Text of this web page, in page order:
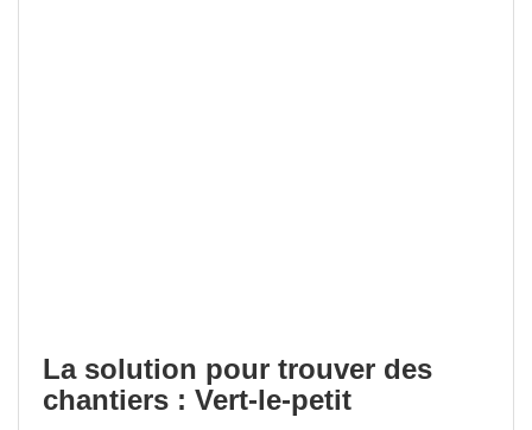
La solution pour trouver des
chantiers : Vert-le-petit